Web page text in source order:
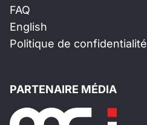
FAQ
English
Politique de confidentialité
PARTENAIRE MÉDIA